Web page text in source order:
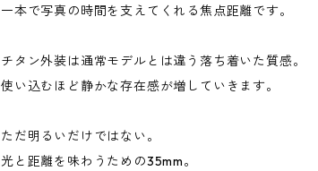
一本で写真の時間を支えてくれる焦点距離です。
チタン外装は通常モデルとは違う落ち着いた質感。
使い込むほど静かな存在感が増していきます。
ただ明るいだけではない。
光と距離を味わうための35mm。